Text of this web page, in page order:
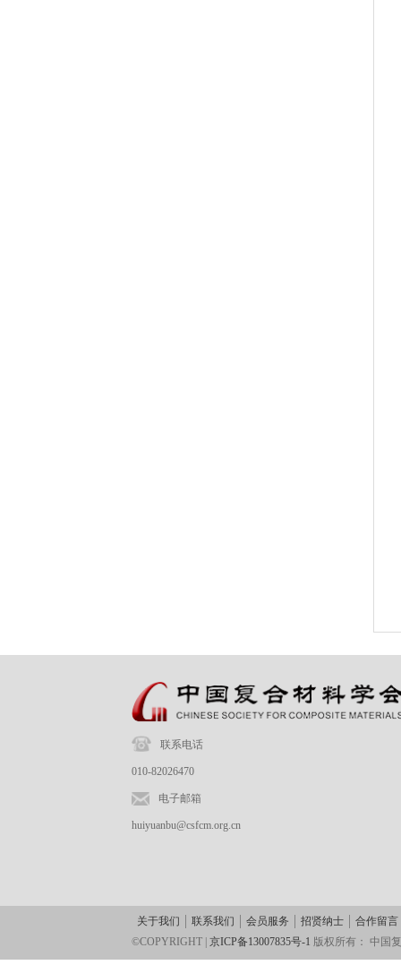
联系电话
010-82026470
电子邮箱
huiyuanbu@csfcm.org.cn
关于我们 联系我们 会员服务 招贤纳士
合作留言
©COPYRIGHT | 京ICP备13007835号-1 版权所有： 中国